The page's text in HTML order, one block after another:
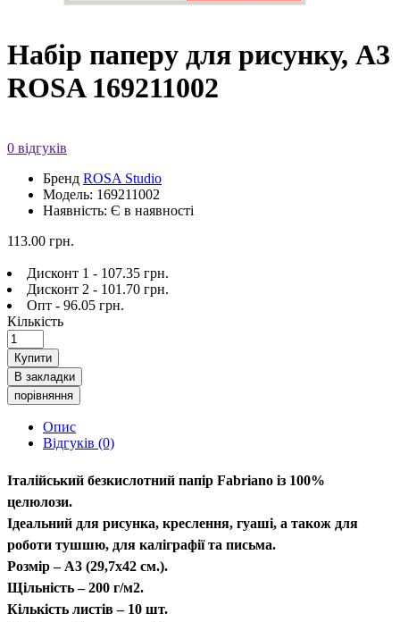
Набір паперу для рисунку, A3
ROSA 169211002
0 відгуків
Бренд ROSA Studio
Модель: 169211002
Наявність: Є в наявності
113.00 грн.
Дисконт 1 - 107.35 грн.
Дисконт 2 - 101.70 грн.
Опт - 96.05 грн.
Кількість
Купити
В закладки
порівняння
Опис
Відгуків (0)
Італійський безкислотний папір Fabrianо із 100%
целюлози.
Ідеальний для рисунка, креслення, гуаші, а також для
роботи тушшю, для каліграфії та письма.
Розмір – A3 (29,7х42 см.).
Щільність – 200 г/м2.
Кількість листів – 10 шт.